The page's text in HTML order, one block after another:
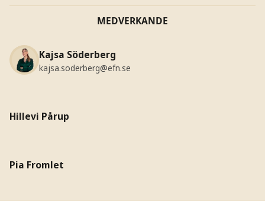
MEDVERKANDE
Kajsa Söderberg
kajsa.soderberg@efn.se
Hillevi Pårup
Pia Fromlet